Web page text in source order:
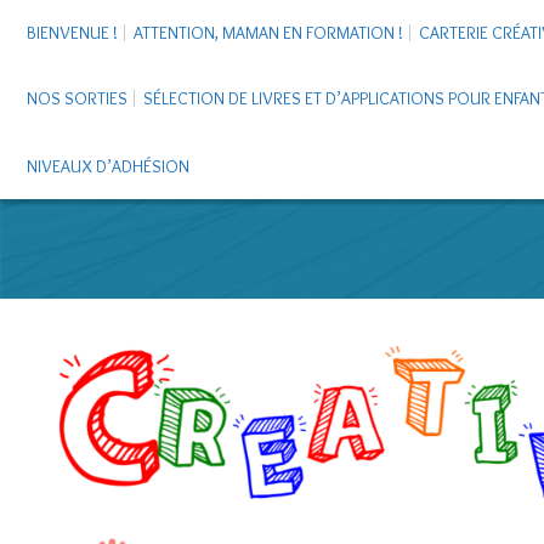
BIENVENUE ! ATTENTION, MAMAN EN FORMATION ! CARTERIE
NOS SORTIES SÉLECTION DE LIVRES ET D’APPLICATIONS POUR
NIVEAUX D’ADHÉSION